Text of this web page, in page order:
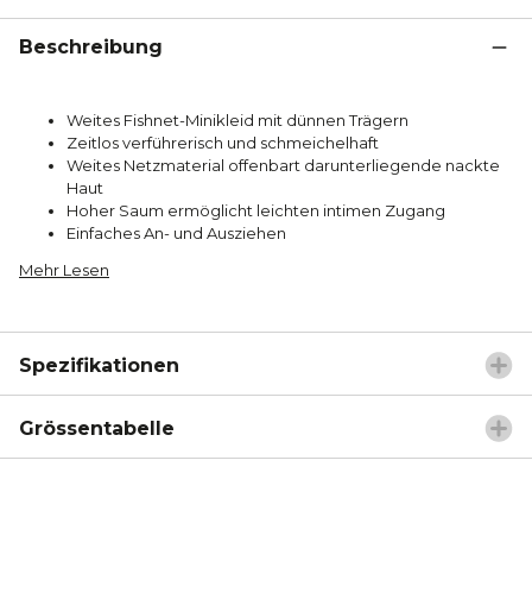
Beschreibung
Weites Fishnet-Minikleid mit dünnen Trägern
Zeitlos verführerisch und schmeichelhaft
Weites Netzmaterial offenbart darunterliegende nackte
Haut
Hoher Saum ermöglicht leichten intimen Zugang
Einfaches An- und Ausziehen
Mehr Lesen
Spezifikationen
Grössentabelle